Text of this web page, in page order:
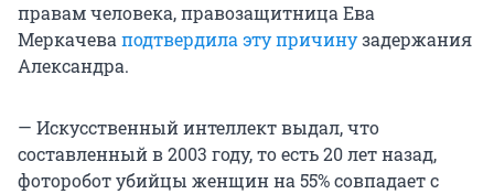
правам человека, правозащитница Ева
Меркачеваподтвердила эту причинузадержания
Александра.
— Искусственный интеллект выдал, что
составленный в 2003 году, то есть 20 лет назад,
фоторобот убийцы женщин на 55% совпадает с